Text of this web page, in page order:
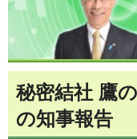
秘密結社 鷹
の知事報告